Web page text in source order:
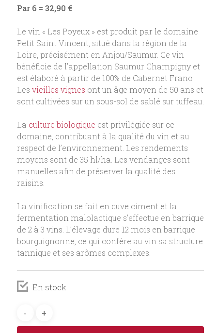
Par 6 = 32,90 €
Le vin « Les Poyeux » est produit par le domaine
Petit Saint Vincent, situé dans la région de la
Loire, précisément en Anjou/Saumur. Ce vin
bénéficie de l’appellation Saumur Champigny et
est élaboré à partir de 100% de Cabernet Franc.
Les vieilles vignes ont un âge moyen de 50 ans et
sont cultivées sur un sous-sol de sablé sur tuffeau.
La culture biologique est privilégiée sur ce
domaine, contribuant à la qualité du vin et au
respect de l’environnement. Les rendements
moyens sont de 35 hl/ha. Les vendanges sont
manuelles afin de préserver la qualité des
raisins.
La vinification se fait en cuve ciment et la
fermentation malolactique s’effectue en barrique
de 2 à 3 vins. L’élevage dure 12 mois en barrique
bourguignonne, ce qui confère au vin sa structure
tannique et ses arômes complexes.
En stock